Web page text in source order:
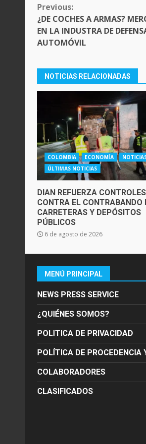
CONTINUE
READING
Previous:
¿DE COCHES A ARMAS?
EN LA INDUSTRA DE
AUTOMÓVIL
NOTICIAS RELACIONADAS
COLOMBIA ECONOMÍA
ÚLTIMAS NOTICIAS
DIAN REFUERZA CONTROLES
CONTRA EL CONTRABANDO
CARRETERAS Y DEPÓSITOS
PÚBLICOS
6 de agosto de 2026
MENÚ PRINCIPAL
NEWS PRESS SERVICE
¿QUIÉNES SOMOS?
POLITICA DE PRIVACIDAD
POLÍTICA DE PROCEDENCIA
COLABORADORES
CLASIFICADOS